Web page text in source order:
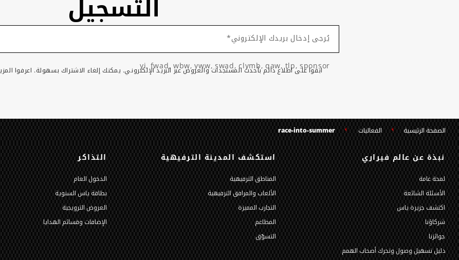
التسجيل
يُرجى إدخال بريدك الإلكتروني*
yi, fwad, wbw, yww, swad, clymb, qaw, tlp, sponsor
ابقوا على اطلاع دائم بأحدث المستجدات والعروض عبر البريد الإلكتروني. يمكنك إلغاء الاشتراك بسهولة. اعرفوا
الصفحة الرئيسية الفعاليات race-into-summer
نبذة عن عالم فيراري
لمحة عامة
الأسئلة الشائعة
اكتشف جزيرة ياس
شركاؤنا
جوائزنا
دليل تسهيل وصول وتحرك أصحاب الهمم
استكشف المدينة الترفيهية
المناطق الترفيهية
الألعاب والمرافق الترفيهية
التجارب المميزة
المطاعم
التسوّق
التذاكر
الدخول العام
بطاقة ياس السنوية
العروض الترويجية
الإضافات وقسائم الهدايا